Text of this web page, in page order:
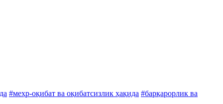
#меҳр-оқибат ва оқибатсизлик ҳақида #барқарорлик ва